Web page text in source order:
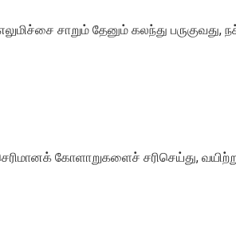
சாறும் தேனும் கலந்து பருகுவது,
கோளாறுகளைச் சரிசெய்து, வயிற்று